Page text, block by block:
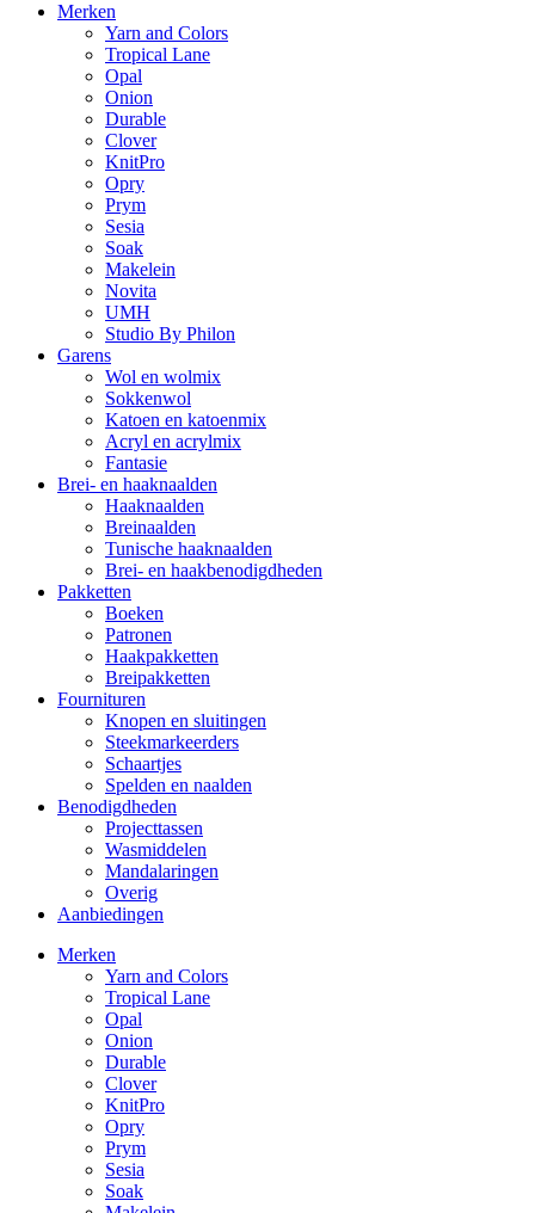
Merken
Yarn and Colors
Tropical Lane
Opal
Onion
Durable
Clover
KnitPro
Opry
Prym
Sesia
Soak
Makelein
Novita
UMH
Studio By Philon
Garens
Wol en wolmix
Sokkenwol
Katoen en katoenmix
Acryl en acrylmix
Fantasie
Brei- en haaknaalden
Haaknaalden
Breinaalden
Tunische haaknaalden
Brei- en haakbenodigdheden
Pakketten
Boeken
Patronen
Haakpakketten
Breipakketten
Fournituren
Knopen en sluitingen
Steekmarkeerders
Schaartjes
Spelden en naalden
Benodigdheden
Projecttassen
Wasmiddelen
Mandalaringen
Overig
Aanbiedingen
Merken
Yarn and Colors
Tropical Lane
Opal
Onion
Durable
Clover
KnitPro
Opry
Prym
Sesia
Soak